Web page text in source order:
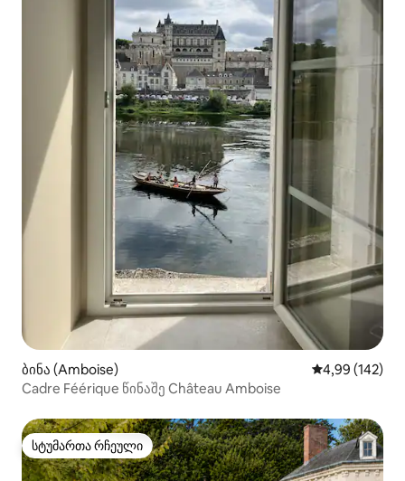
ბინა (Amboise) საშუალო
4,99 (142)
Cadre Féérique წინაშე Château Amboise
სტუმართა რჩეული
სტუმართა რჩეული